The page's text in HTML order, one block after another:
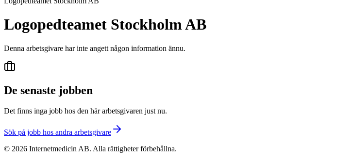
Logopedteamet Stockholm AB
Denna arbetsgivare har inte angett någon information ännu.
De senaste jobben
Det finns inga jobb hos den här arbetsgivaren just nu.
Sök på jobb hos andra arbetsgivare
© 2026 Internetmedicin AB. Alla rättigheter förbehållna.